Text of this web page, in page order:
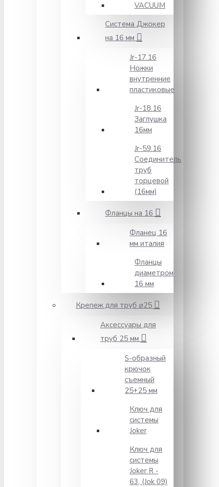
VACUUM
Система Джокер
на 16 мм
Jr-17.16
Ножки
внутренние
пластиковые
Jr-18.16
Заглушка
16мм
Jr-59.16
Соединитель
труб
торцевой
(16мм)
Фланцы на 16
Фланец 16
мм италия
Фланцы
диаметром
16 мм
Крепеж для труб ⌀25
Аксессуары для
труб 25 мм
S-образный
крючок
съемный
25+25 мм
Ключ для
системы
Joker
Ключ для
системы
Joker R -
63, (Jok 09)